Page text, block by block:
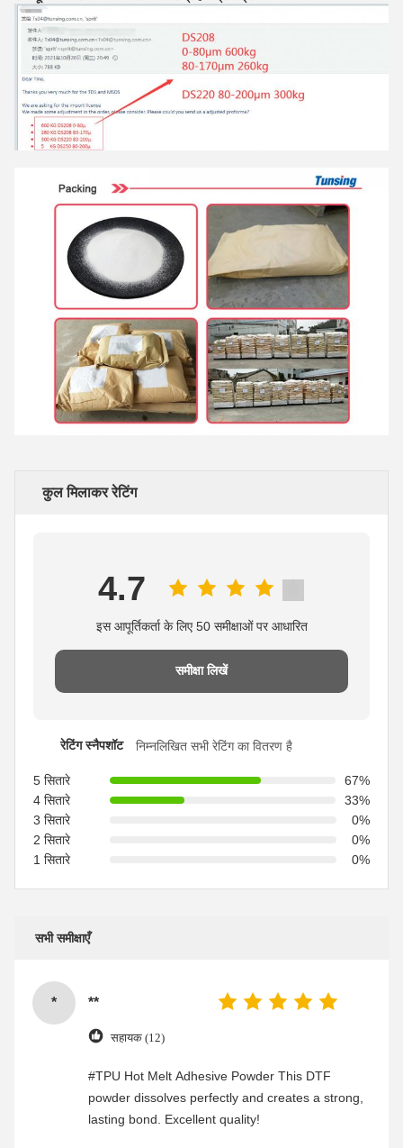
कुल मिलाकर रेटिंग
4.7
इस आपूर्तिकर्ता के लिए 50 समीक्षाओं पर आधारित
समीक्षा लिखें
रेटिंग स्नैपशॉट निम्नलिखित सभी रेटिंग का वितरण है
5 सितारे
67%
4 सितारे
33%
3 सितारे
0%
2 सितारे
0%
1 सितारे
0%
सभी समीक्षाएँ
* **
सहायक (12)
#TPU Hot Melt Adhesive Powder This DTF
powder dissolves perfectly and creates a strong,
lasting bond. Excellent quality!